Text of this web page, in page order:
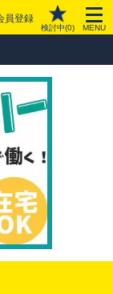
員登録
検討中(0) MENU